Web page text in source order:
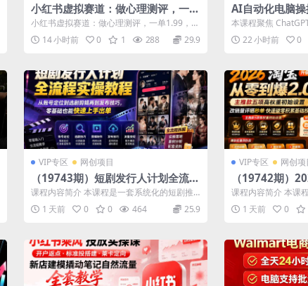
小红书虚拟赛道：做心理测评，一单
1.99，102天卖了2.4w+份，月到手
1w+
小红书虚拟赛道：做心理测评，一单1.99，1
02天卖了2.4w+份，月到手1w+...
14 小时前 0 1 288 29.9
AI自动化电脑
搭配Codex，
控电脑完成工作
本课程聚焦
操，核心教学利用
22 小时前 0
VIP专区 网创项目
（19743期）短剧发行人计划全流程
实操教程；从账号定位到选剧剪辑再
到发布技巧，零基础也能快速上手出
单
课程内容简介 本课程是一套系统化的短剧推
广“发行人计划”实操教程，专为零基础或初...
1 天前 0 0 464 25.9
VIP专区 网创项
（19742期）
第85期；主推
置，改销量评
础权重
课程内容简介 本课
题课程，系统讲解
1 天前 0